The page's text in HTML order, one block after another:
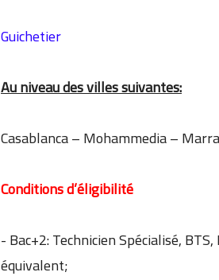
Guichetier
Au niveau des villes suivantes:
Casablanca – Mohammedia –
Conditions d’éligibilité
- Bac+2: Technicien Spécialisé,
équivalent;